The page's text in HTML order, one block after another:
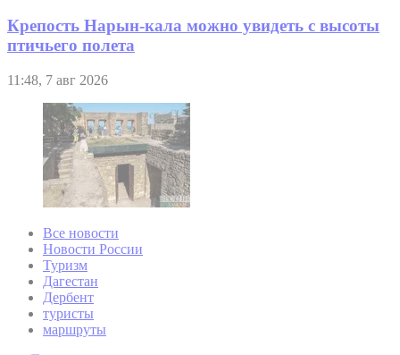
Крепость Нарын-кала можно увидеть с высоты
птичьего полета
11:48, 7 авг 2026
Все новости
Новости России
Туризм
Дагестан
Дербент
туристы
маршруты